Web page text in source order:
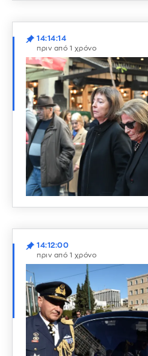
14:14:14
πριν από 1 χρόνο
14:12:00
πριν από 1 χρόνο